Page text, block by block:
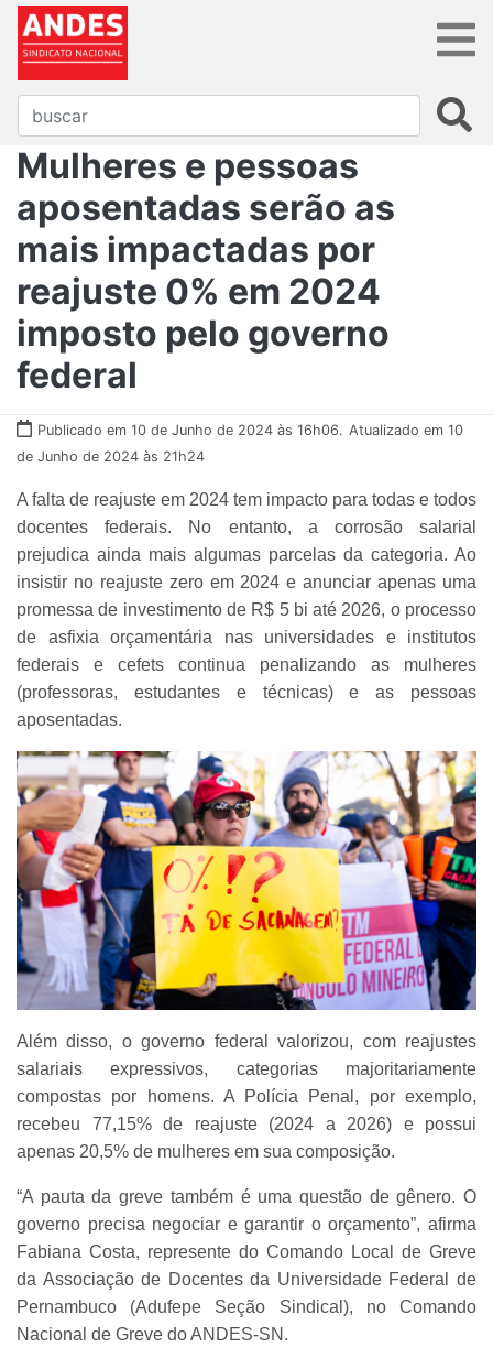
Mulheres e pessoas
aposentadas serão as
mais impactadas por
reajuste 0% em 2024
imposto pelo governo
federal
Publicado em 10 de Junho de 2024 às 16h06. Atualizado em 10
de Junho de 2024 às 21h24
A falta de reajuste em 2024 tem impacto para todas e todos
docentes federais. No entanto, a corrosão salarial
prejudica ainda mais algumas parcelas da categoria. Ao
insistir no reajuste zero em 2024 e anunciar apenas uma
promessa de investimento de R$ 5 bi até 2026, o processo
de asfixia orçamentária nas universidades e institutos
federais e cefets continua penalizando as mulheres
(professoras, estudantes e técnicas) e as pessoas
aposentadas.
Além disso, o governo federal valorizou, com reajustes
salariais expressivos, categorias majoritariamente
compostas por homens. A Polícia Penal, por exemplo,
recebeu 77,15% de reajuste (2024 a 2026) e possui
apenas 20,5% de mulheres em sua composição.
“A pauta da greve também é uma questão de gênero. O
governo precisa negociar e garantir o orçamento”, afirma
Fabiana Costa, represente do Comando Local de Greve
da Associação de Docentes da Universidade Federal de
Pernambuco (Adufepe Seção Sindical), no Comando
Nacional de Greve do ANDES-SN.